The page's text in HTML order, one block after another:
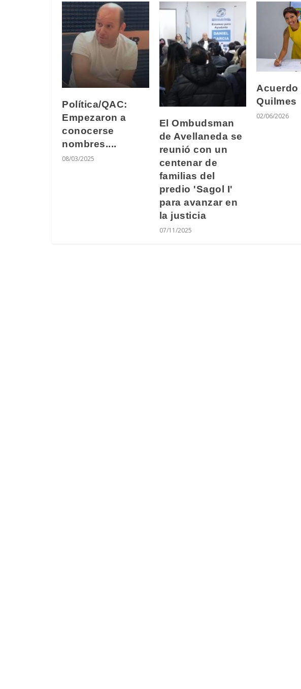
Política/QAC:
Empezaron a
conocerse
nombres....
08/03/2025
El Ombudsman
de Avellaneda se
reunió con un
centenar de
familias del
predio 'Sagol I'
para avanzar en
la justicia
07/11/2025
Acuerdo
Quilmes
02/06/2026